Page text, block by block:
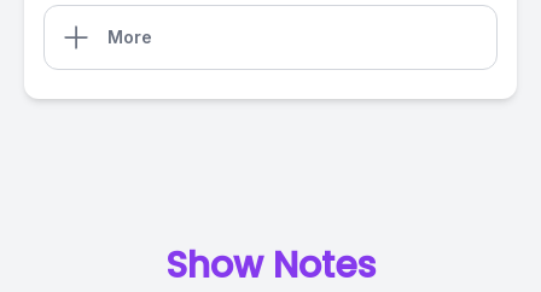
More
Show Notes